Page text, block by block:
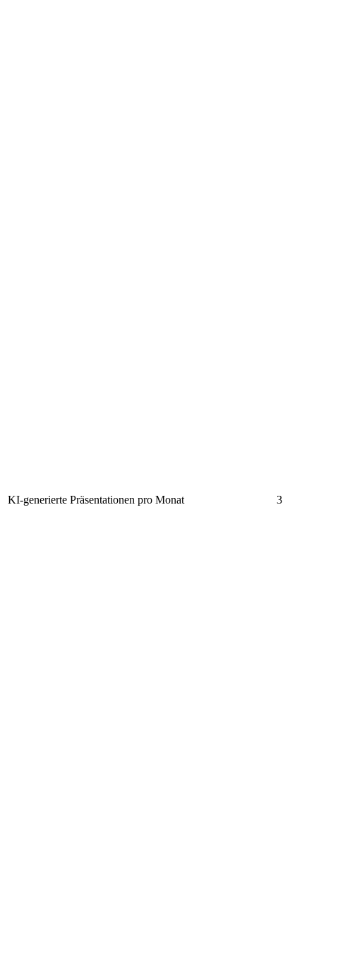
KI-generierte Präsentationen pro Monat 3